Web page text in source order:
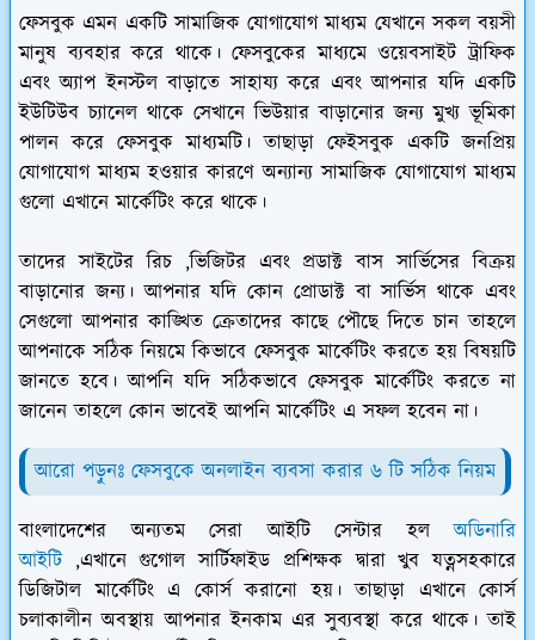
ফেসবুক এমন একটি সামাজিক যোগাযোগ মাধ্যম যেখানে সকল বয়সী
মানুষ ব্যবহার করে থাকে। ফেসবুকের মাধ্যমে ওয়েবসাইট ট্রাফিক
এবং অ্যাপ ইনস্টল বাড়াতে সাহায্য করে এবং আপনার যদি একটি
ইউটিউব চ্যানেল থাকে সেখানে ভিউয়ার বাড়ানোর জন্য মুখ্য ভূমিকা
পালন করে ফেসবুক মাধ্যমটি। তাছাড়া ফেইসবুক একটি জনপ্রিয়
যোগাযোগ মাধ্যম হওয়ার কারণে অন্যান্য সামাজিক যোগাযোগ মাধ্যম
গুলো এখানে মার্কেটিং করে থাকে।
তাদের সাইটের রিচ ,ভিজিটর এবং প্রডাক্ট বাস সার্ভিসের বিক্রয়
বাড়ানোর জন্য। আপনার যদি কোন প্রোডাক্ট বা সার্ভিস থাকে এবং
সেগুলো আপনার কাঙ্খিত ক্রেতাদের কাছে পৌছে দিতে চান তাহলে
আপনাকে সঠিক নিয়মে কিভাবে ফেসবুক মার্কেটিং করতে হয় বিষয়টি
জানতে হবে। আপনি যদি সঠিকভাবে ফেসবুক মার্কেটিং করতে না
জানেন তাহলে কোন ভাবেই আপনি মার্কেটিং এ সফল হবেন না।
আরো পড়ুনঃ ফেসবুকে অনলাইন ব্যবসা করার ৬ টি সঠিক নিয়ম
বাংলাদেশের অন্যতম সেরা আইটি সেন্টার হলঅডিনারি
আইটি ,এখানে গুগোল সার্টিফাইড প্রশিক্ষক দ্বারা খুব যত্নসহকারে
ডিজিটাল মার্কেটিং এ কোর্স করানো হয়। তাছাড়া এখানে কোর্স
চলাকালীন অবস্থায় আপনার ইনকাম এর সুব্যবস্থা করে থাকে। তাই